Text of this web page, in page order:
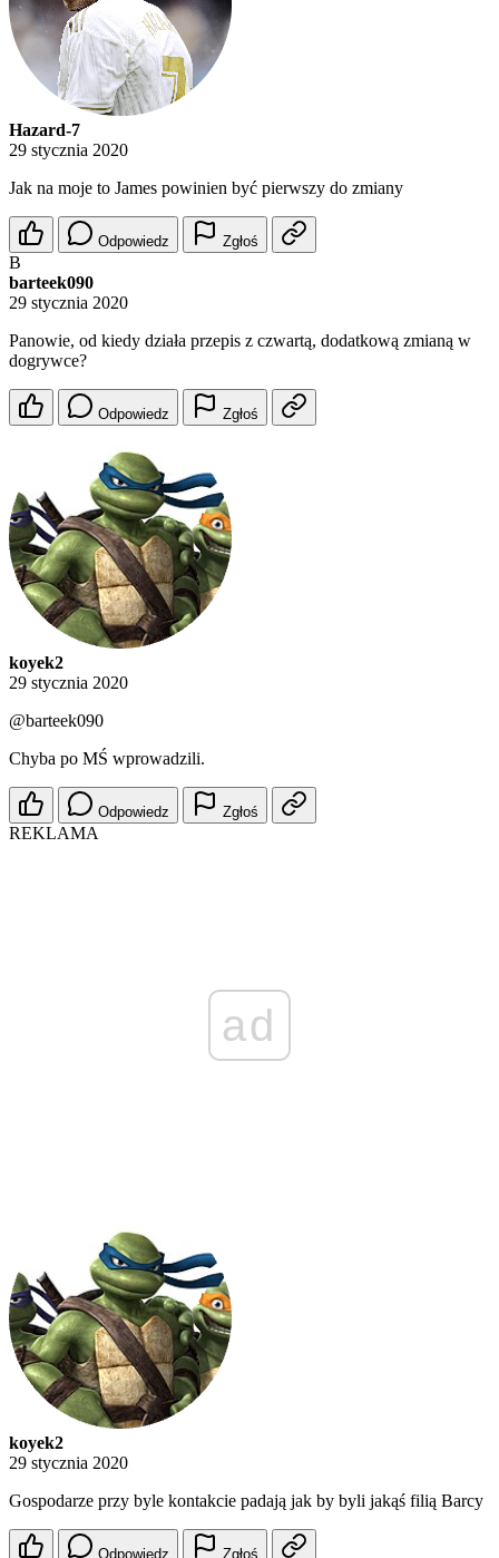
Hazard-7
29 stycznia 2020
Jak na moje to James powinien być pierwszy do zmiany
Odpowiedz Zgłoś
B
barteek090
29 stycznia 2020
Panowie, od kiedy działa przepis z czwartą, dodatkową zmianą w
dogrywce?
Odpowiedz Zgłoś
koyek2
29 stycznia 2020
@barteek090
Chyba po MŚ wprowadzili.
Odpowiedz Zgłoś
REKLAMA
ad
koyek2
29 stycznia 2020
Gospodarze przy byle kontakcie padają jak by byli jakąś filią Barcy
Odpowiedz Zgłoś